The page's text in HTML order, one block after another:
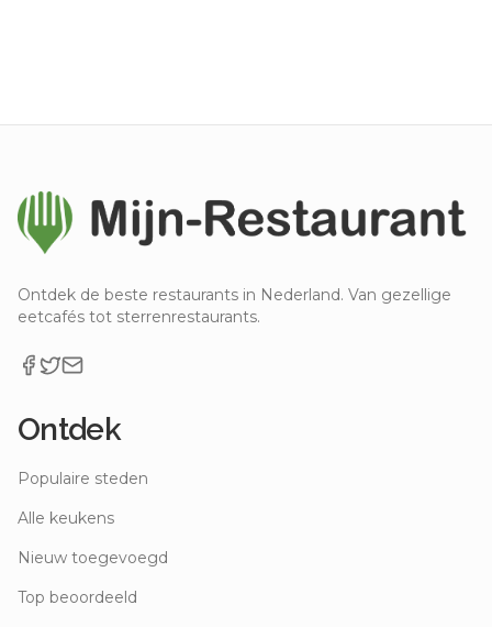
Ontdek de beste restaurants in Nederland. Van gezellige
eetcafés tot sterrenrestaurants.
Ontdek
Populaire steden
Alle keukens
Nieuw toegevoegd
Top beoordeeld